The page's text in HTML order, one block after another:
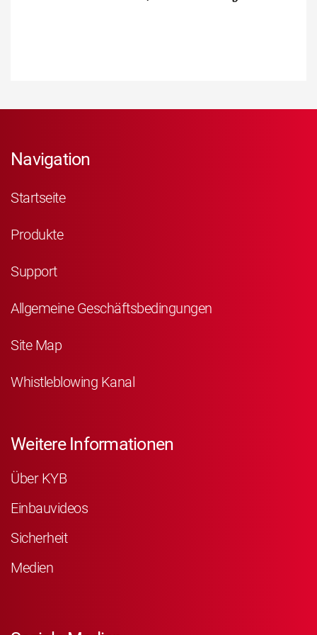
Navigation
Startseite
Produkte
Support
Allgemeine Geschäftsbedingungen
Site Map
Whistleblowing Kanal
Weitere Informationen
Über KYB
Einbauvideos
Sicherheit
Medien